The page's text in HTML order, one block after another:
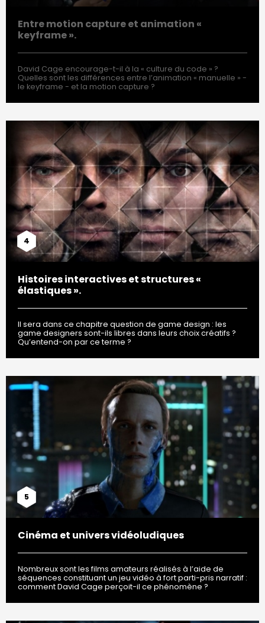
Entre motion capture et animation «
keyframe ».
David Cage encourage-t-il à la « culture du code » ?
Quelles sont les différences entre l’animation « manuelle » -
le keyframe - et la motion capture ?
4
Histoires interactives et structures «
élastiques ».
Il sera dans ce chapitre question de game design : les
game designers sont-ils libres dans leurs choix créatifs ?
Qu’entend-on par ce terme ?
5
Cinéma et univers vidéoludiques
Nombreux sont les films amateurs réalisés à l’aide de
séquences constituant un jeu vidéo à fort parti-pris narratif :
comment David Cage perçoit-il ce phénomène ?